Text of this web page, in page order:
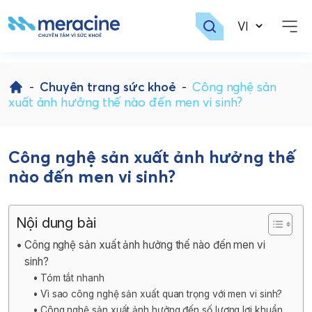
to
content
- Chuyên trang sức khoẻ - Công nghệ sản
xuất ảnh hưởng thế nào đến men vi sinh?
Công nghệ sản xuất ảnh hưởng thế
nào đến men vi sinh?
Nội dung bài
Công nghệ sản xuất ảnh hưởng thế nào đến men vi
sinh?
Tóm tắt nhanh
Vì sao công nghệ sản xuất quan trọng với men vi sinh?
Công nghệ sản xuất ảnh hưởng đến số lượng lợi khuẩn